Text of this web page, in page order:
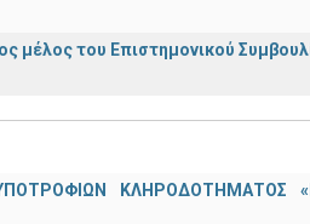
του Επιστημονικού
ΚΛΗΡΟΔΟΤΗΜΑΤΟΣ